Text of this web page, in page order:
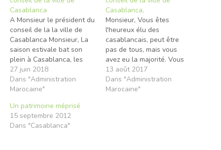
Casablanca
A Monsieur le président du
conseil de la la ville de
Casablanca Monsieur, La
saison estivale bat son
plein à Casablanca, les
écoles ferment leur portes
pour les vacances. J’ose
espérer que cette année
précédente. Notre ville ne
sera pas livrée à son triste
sort…
27 juin 2018
Dans "Administration
Marocaine"
Casablanca,
Monsieur, Vous êtes
l'heureux élu des
casablancais, peut être
pas de tous, mais vous
avez eu la majorité. Vous
gérez notre ville, notre
première ville économique.
Moi personnellement j'ai
13 août 2017
Dans "Administration
Marocaine"
Un patrimoine méprisé
15 septembre 2012
Dans "Casablanca"